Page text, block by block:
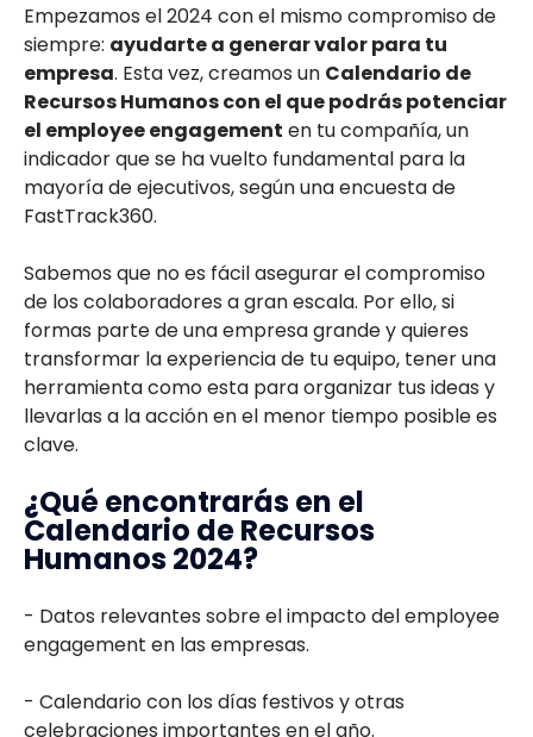
Empezamos el 2024 con el mismo compromiso de
siempre: ayudarte a generar valor para tu
empresa. Esta vez, creamos un Calendario de
Recursos Humanos con el que podrás potenciar
el employee engagement en tu compañía, un
indicador que se ha vuelto fundamental para la
mayoría de ejecutivos, según una encuesta de
FastTrack360.
Sabemos que no es fácil asegurar el compromiso
de los colaboradores a gran escala. Por ello, si
formas parte de una empresa grande y quieres
transformar la experiencia de tu equipo, tener una
herramienta como esta para organizar tus ideas y
llevarlas a la acción en el menor tiempo posible es
clave.
¿Qué encontrarás en el
Calendario de Recursos
Humanos 2024?
- Datos relevantes sobre el impacto del employee
engagement en las empresas.
- Calendario con los días festivos y otras
celebraciones importantes en el año.